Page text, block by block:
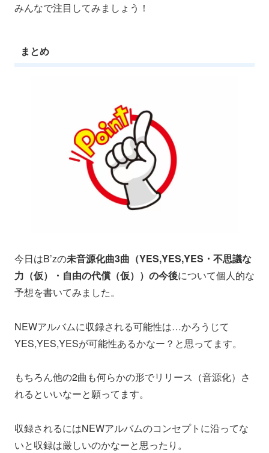
みんなで注目してみましょう！
まとめ
今日はB’zの未音源化曲3曲（YES,YES,YES・不思議な
力（仮）・自由の代償（仮））の今後について個人的な
予想を書いてみました。
NEWアルバムに収録される可能性は…かろうじて
YES,YES,YESが可能性あるかなー？と思ってます。
もちろん他の2曲も何らかの形でリリース（音源化）さ
れるといいなーと願ってます。
収録されるにはNEWアルバムのコンセプトに沿ってな
いと収録は厳しいのかなーと思ったり。